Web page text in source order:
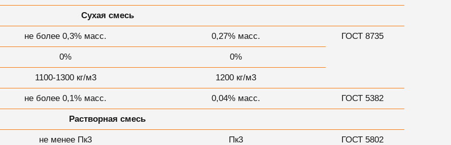
Сухая смесь
не более 0,3% масс. 0,27% масс. ГОСТ 8735
0% 0%
1100-1300 кг/м3 1200 кг/м3
не более 0,1% масс. 0,04% масс. ГОСТ 5382
Растворная смесь
не менее Пк3 Пк3 ГОСТ 5802